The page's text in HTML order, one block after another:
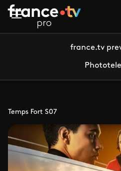
Aller au contenu principal
france.tv
Phototele
Temps Fort S07